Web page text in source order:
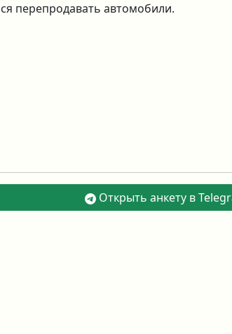
перепродавать автомобили.
Открыть анкету в